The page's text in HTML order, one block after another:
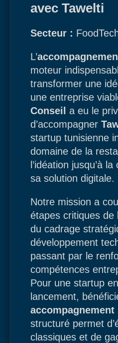
avec Tawelti
Secteur :
L’
moteur
transformer une
une entreprise
Conseil a eu le
d’accompagner
startup tunisienne
domaine de la
l’idéation jusqu’à
sa solution digitale.
Notre mission a
étapes critiques de
du cadrage
développement
passant par le
compétences
Pour une startup
lancement,
structuré permet
classiques et de